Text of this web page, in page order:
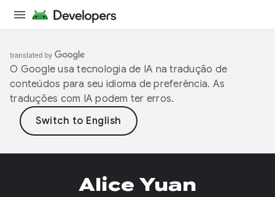
O Google usa tecnologia de IA na tradução de
conteúdos para seu idioma de preferência. As
traduções com IA podem ter erros.
Alice Yuan